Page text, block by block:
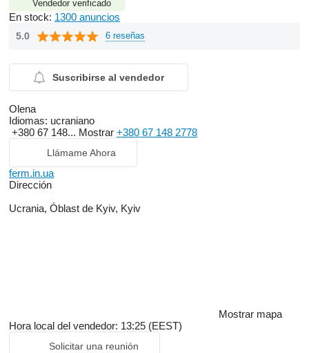
Vendedor verificado
En stock: 1300 anuncios
5.0 6 reseñas
Suscribirse al vendedor
Olena
Idiomas: ucraniano
+380 67 148... Mostrar +380 67 148 2778
Llámame Ahora
ferm.in.ua
Dirección
Ucrania, Óblast de Kyiv, Kyiv
Mostrar mapa
Hora local del vendedor: 13:25 (EEST)
Solicitar una reunión